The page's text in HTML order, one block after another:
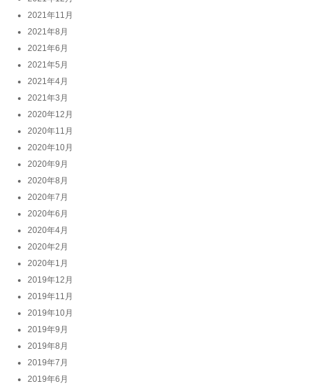
2021年11月
2021年8月
2021年6月
2021年5月
2021年4月
2021年3月
2020年12月
2020年11月
2020年10月
2020年9月
2020年8月
2020年7月
2020年6月
2020年4月
2020年2月
2020年1月
2019年12月
2019年11月
2019年10月
2019年9月
2019年8月
2019年7月
2019年6月